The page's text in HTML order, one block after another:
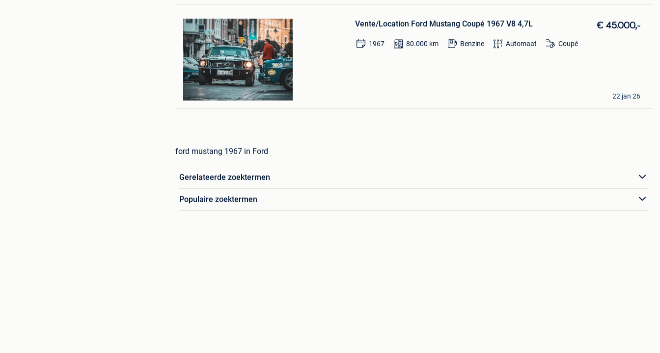
Mijn
Favorieten
Vente/Location Ford Mustang Coupé 1967 V8 4,7L € 45.000,-
1967 80.000 km Benzine Automaat Coupé
Decoeur
Soumagne
22 jan 26
ford mustang 1967 in Ford
Gerelateerde zoektermen
Populaire zoektermen